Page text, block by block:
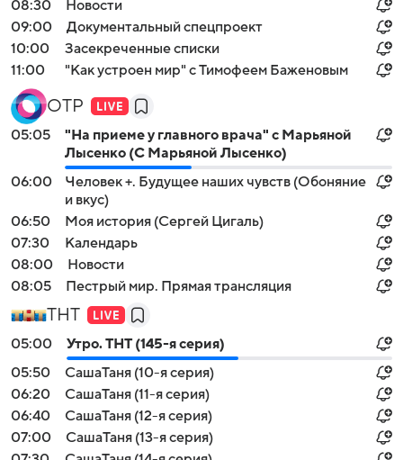
08:30
Новости
09:00
Документальный спецпроект
10:00
Заcекрeченные списки
11:00
"Как устроен мир" с Тимофеем Баженовым
ОТР
05:05
"На приеме у главного врача" с Марьяной
Лысенко (С Марьяной Лысенко)
06:00
Человек +. Будущее наших чувств (Обоняние
и вкус)
06:50
Моя история (Сергей Цигаль)
07:30
Календарь
08:00
Новости
08:05
Пестрый мир. Прямая трансляция
ТНТ
05:00
Утро. ТНТ (145-я серия)
05:50
CaшаТаня (10-я серия)
06:20
CaшаТаня (11-я серия)
06:40
CaшаТаня (12-я серия)
07:00
CaшаТаня (13-я серия)